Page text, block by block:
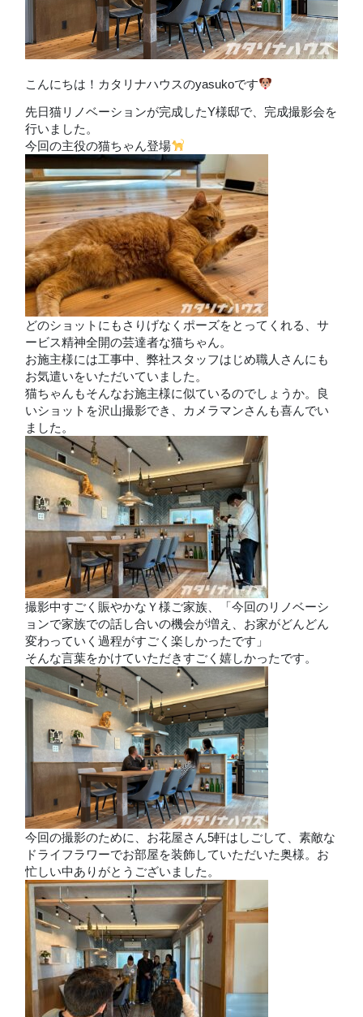
こんにちは！カタリナハウスのyasukoです
先日猫リノベーションが完成したY様邸で、完成撮影会を
行いました。
今回の主役の猫ちゃん登場
どのショットにもさりげなくポーズをとってくれる、サ
ービス精神全開の芸達者な猫ちゃん。
お施主様には工事中、弊社スタッフはじめ職人さんにも
お気遣いをいただいていました。
猫ちゃんもそんなお施主様に似ているのでしょうか。良
いショットを沢山撮影でき、カメラマンさんも喜んでい
ました。
撮影中すごく賑やかなＹ様ご家族、「今回のリノベーシ
ョンで家族での話し合いの機会が増え、お家がどんどん
変わっていく過程がすごく楽しかったです」
そんな言葉をかけていただきすごく嬉しかったです。
今回の撮影のために、お花屋さん5軒はしごして、素敵な
ドライフラワーでお部屋を装飾していただいた奥様。お
忙しい中ありがとうございました。